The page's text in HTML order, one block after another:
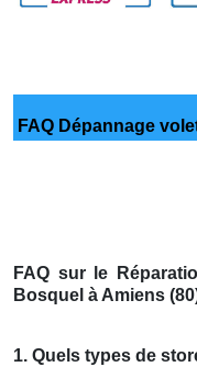
FAQ Dépannage
FAQ sur le
Bosquel à Amiens
1. Quels types de